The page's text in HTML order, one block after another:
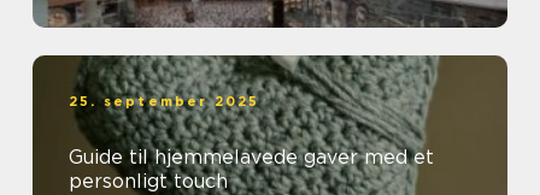
25. september 2025
Guide til hjemmelavede gaver med et
personligt touch